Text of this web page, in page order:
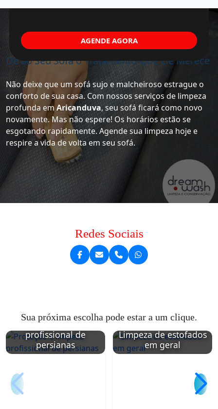
Dê ao Seu Sofá o Tratamento Que Ele Merece
Não deixe que um sofá sujo e malcheiroso estrague o
conforto de sua casa. Com nossos serviços de limpeza
profunda emAricanduva, seu sofá ficará como novo
novamente. Mas não espere! Os horários estão se
esgotando rapidamente. Agende sua limpeza hoje e
respire a vida de volta em seu sofá.
AGENDE AGORA
Redes Sociais
Sua próxima escolha pode estar a um clique.
Proteção e limpeza
profissional de
persianas
Limpeza de estofados
em geral